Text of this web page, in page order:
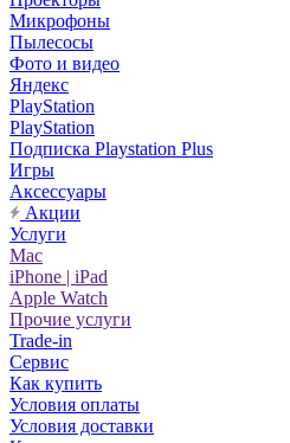
Микрофоны
Пылесосы
Фото и видео
Яндекс
PlayStation
PlayStation
Подписка Playstation Plus
Игры
Аксессуары
Акции
Услуги
Mac
iPhone | iPad
Apple Watch
Прочие услуги
Trade-in
Сервис
Как купить
Условия оплаты
Условия доставки